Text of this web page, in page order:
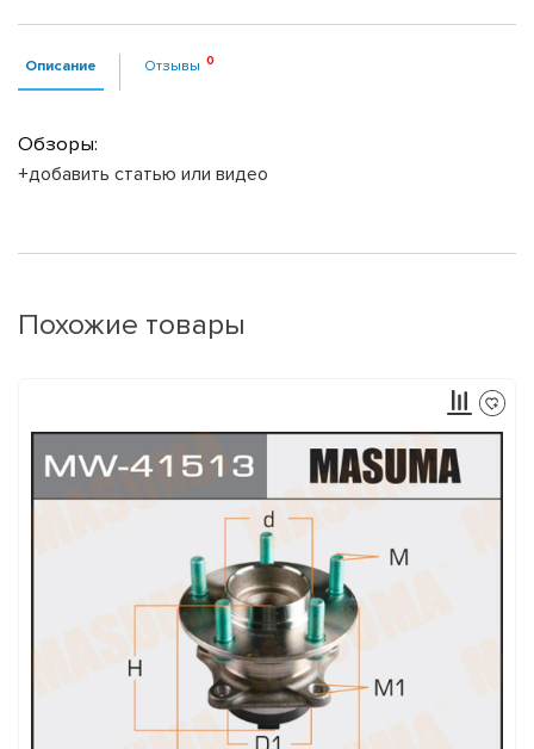
Описание Отзывы
Обзоры:
+добавить статью или видео
Похожие товары